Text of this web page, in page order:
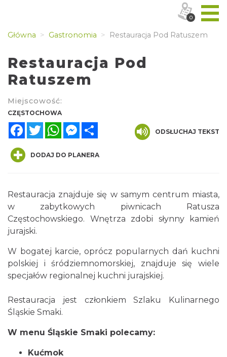
Główna Gastronomia Restauracja Pod Ratuszem
Restauracja Pod
Ratuszem
Miejscowość:
CZĘSTOCHOWA
FacebookTwitterWhatsAppMessenger
ODSŁUCHAJ TEKST
DODAJ DO PLANERA
Restauracja znajduje się w samym centrum miasta,
w zabytkowych piwnicach Ratusza
Częstochowskiego. Wnętrza zdobi słynny kamień
jurajski.
W bogatej karcie, oprócz popularnych dań kuchni
polskiej i śródziemnomorskiej, znajduje się wiele
specjałów regionalnej kuchni jurajskiej.
Restauracja jest członkiem Szlaku Kulinarnego
Śląskie Smaki.
W menu Śląskie Smaki polecamy:
Kućmok
0